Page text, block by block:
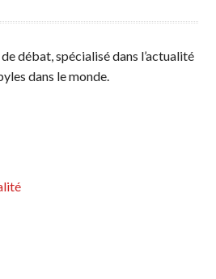
débat, spécialisé dans l’actualité
dans le monde.